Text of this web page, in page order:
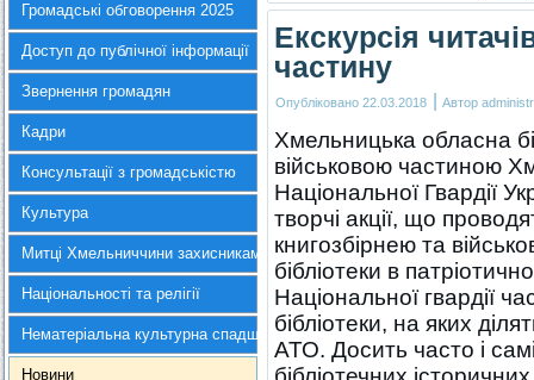
Громадські обговорення 2025
Доступ до публічної інформації
Звернення громадян
Кадри
Консультації з громадськістю
Культура
Митці Хмельниччини захисникам України
Національності та релігії
Нематеріальна культурна спадщина
Новини
Екскурсія
частину
Опубліковано 22.03.2018 | Автор
Хмельницька обласна
військовою частиною
Національної Гвардії
творчі акції, що
книгозбірнею та
бібліотеки в
Національної гвардії
бібліотеки, на яких
АТО. Досить часто і